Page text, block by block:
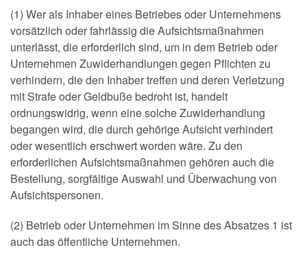
(1) Wer als Inhaber eines Betriebes oder Unternehmens
vorsätzlich oder fahrlässig die Aufsichtsmaßnahmen
unterlässt, die erforderlich sind, um in dem Betrieb oder
Unternehmen Zuwiderhandlungen gegen Pflichten zu
verhindern, die den Inhaber treffen und deren Verletzung
mit Strafe oder Geldbuße bedroht ist, handelt
ordnungswidrig, wenn eine solche Zuwiderhandlung
begangen wird, die durch gehörige Aufsicht verhindert
oder wesentlich erschwert worden wäre. Zu den
erforderlichen Aufsichtsmaßnahmen gehören auch die
Bestellung, sorgfältige Auswahl und Überwachung von
Aufsichtspersonen.
(2) Betrieb oder Unternehmen im Sinne des Absatzes 1 ist
auch das öffentliche Unternehmen.